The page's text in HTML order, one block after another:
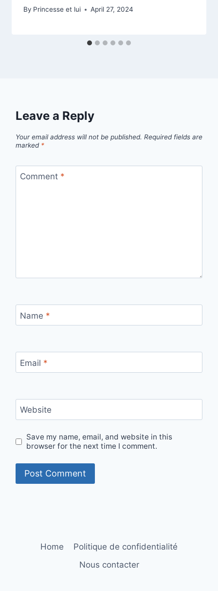
By Princesse et lui April 27, 2024
Leave a Reply
Your email address will not be published. Required fields are
marked *
Comment *
Name *
Email *
Website
Save my name, email, and website in this
browser for the next time I comment.
Home
Politique de confidentialité
Nous contacter